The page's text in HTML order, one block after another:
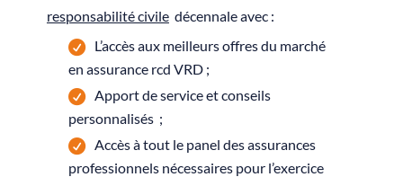
responsabilité civiledécennale avec :
L’accès aux meilleurs offres du marché
en assurance rcd VRD ;
Apport de service et conseils
personnalisés ;
Accès à tout le panel des assurances
professionnels nécessaires pour l’exercice